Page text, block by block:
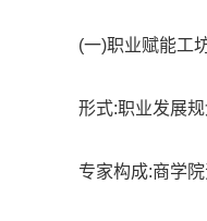
(一)职业赋能工
形式:职业发展规
专家构成:商学